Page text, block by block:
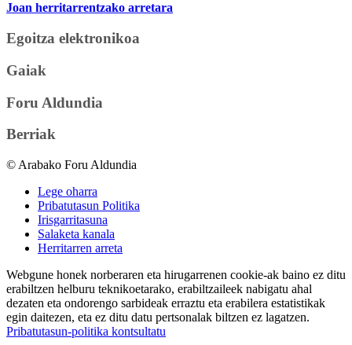
Joan herritarrentzako arretara
Egoitza elektronikoa
Gaiak
Foru Aldundia
Berriak
© Arabako Foru Aldundia
Lege oharra
Pribatutasun Politika
Irisgarritasuna
Salaketa kanala
Herritarren arreta
Webgune honek norberaren eta hirugarrenen cookie-ak baino ez ditu
erabiltzen helburu teknikoetarako, erabiltzaileek nabigatu ahal
dezaten eta ondorengo sarbideak erraztu eta erabilera estatistikak
egin daitezen, eta ez ditu datu pertsonalak biltzen ez lagatzen.
Pribatutasun-politika kontsultatu